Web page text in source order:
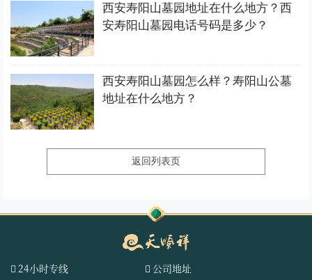
西安寿阳山墓园地址在什么地方？西
安寿阳山墓园电话号码是多少？
西安寿阳山墓园怎么样？寿阳山公墓
地址在什么地方？
返回列表页
24小时专线 公司地址